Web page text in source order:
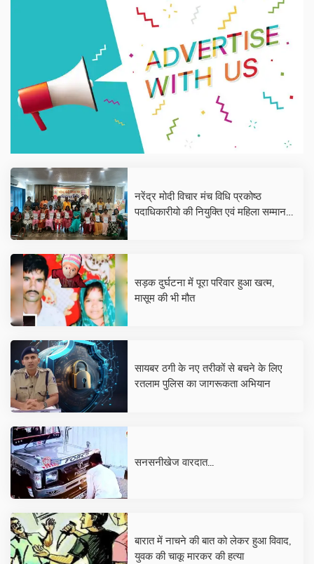
नरेंद्र मोदी विचार मंच विधि प्रकोष्ठ
पदाधिकारीयो की नियुक्ति एवं महिला सम्मान
सड़क दुर्घटना में पूरा परिवार हुआ खत्म,
मासूम की भी मौत
सायबर ठगी के नए तरीकों से बचने के लिए
रतलाम पुलिस का जागरूकता अभियान
सनसनीखेज वारदात...
बारात में नाचने की बात को लेकर हुआ विवाद,
युवक की चाकू मारकर की हत्या